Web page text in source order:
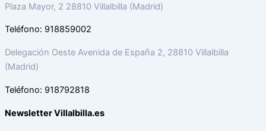
Plaza Mayor, 2 28810 Villalbilla (Madrid)
Teléfono: 918859002
Delegación Oeste Avenida de España 2, 28810 Villalbilla
(Madrid)
Teléfono: 918792818
Newsletter Villalbilla.es